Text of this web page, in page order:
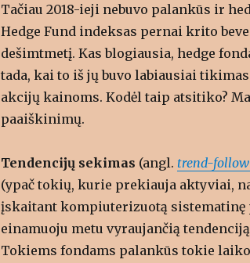
Tačiau 2018-ieji nebuvo palankūs ir
Hedge Fund indeksas pernai krito
dešimtmetį. Kas blogiausia, hedge
tada, kai to iš jų buvo labiausiai
akcijų kainoms. Kodėl taip atsitiko?
paaiškinimų.
Tendencijų sekimas (angl. trend-
(ypač tokių, kurie prekiauja aktyviai,
įskaitant kompiuterizuotą sistematinę
einamuoju metu vyraujančią
Tokiems fondams palankūs tokie